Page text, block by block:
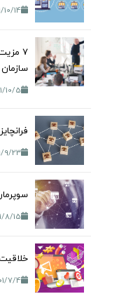
10/14
7
سازمان
10/5
9/23
8/15
7/4